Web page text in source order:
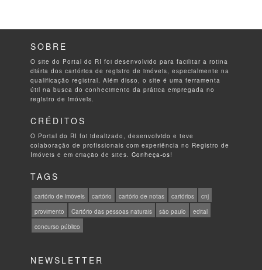
SOBRE
O site do Portal do RI foi desenvolvido para facilitar a rotina
diária dos cartórios de registro de imóveis, especialmente na
qualificação registral. Além disso, o site é uma ferramenta
útil na busca do conhecimento da prática empregada no
registro de imóveis.
CRÉDITOS
O Portal do RI foi idealizado, desenvolvido e teve
colaboração de profissionais com experiência no Registro de
Imóveis e em criação de sites.Conheça-os!
TAGS
cartório de imóveis cartório cartório de notas cartórios
cnj
provimento
Cartório das pessoas naturais são paulo
edital
concurso público
NEWSLETTER